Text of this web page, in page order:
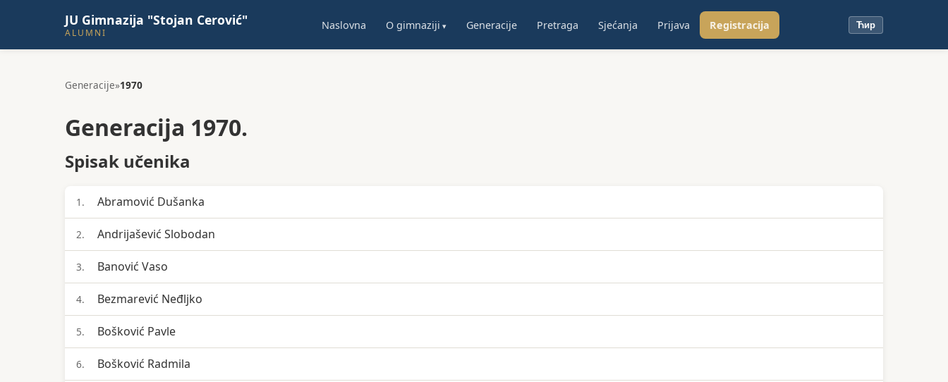
JU Gimnazija "Stojan Cerović"
ALUMNI
Naslovna O gimnaziji Generacije Pretraga Sjećanja Prijava Registracija Ћир
Generacije»1970
Generacija 1970.
Spisak učenika
1. Abramović Dušanka
2. Andrijašević Slobodan
3. Banović Vaso
4. Bezmarević Neđljko
5. Bošković Pavle
6. Bošković Radmila